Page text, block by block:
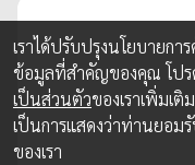
เราได้ปรับปรุงนโยบายก
ข้อมูลที่สำคัญของคุณ โปร
เป็นส่วนตัวของเราเพิ่มเ
เป็นการแสดงว่าท่านยอม
ของเรา